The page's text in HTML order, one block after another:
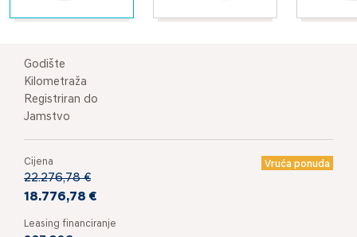
Godište
Kilometraža
Registriran do
Jamstvo
Cijena Vruća ponuda
22.276,78 €
18.776,78 €
Leasing financiranje